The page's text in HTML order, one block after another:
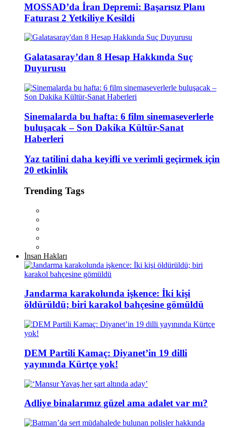
MOSSAD’da İran Depremi: Başarısız Planı
Faturası 2 Yetkiliye Kesildi
Galatasaray’dan 8 Hesap Hakkında Suç
Duyurusu
Sinemalarda bu hafta: 6 film sinemaseverlerle
buluşacak – Son Dakika Kültür-Sanat
Haberleri
Yaz tatilini daha keyifli ve verimli geçirmek için
20 etkinlik
Trending Tags
İnsan Hakları
Jandarma karakolunda işkence: İki kişi
öldürüldü; biri karakol bahçesine gömüldü
DEM Partili Kamaç: Diyanet’in 19 dilli
yayınında Kürtçe yok!
Adliye binalarımız güzel ama adalet var mı?